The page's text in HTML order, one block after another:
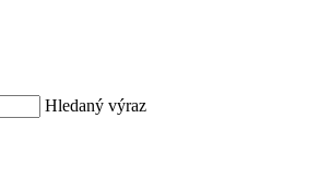
Hledaný výraz